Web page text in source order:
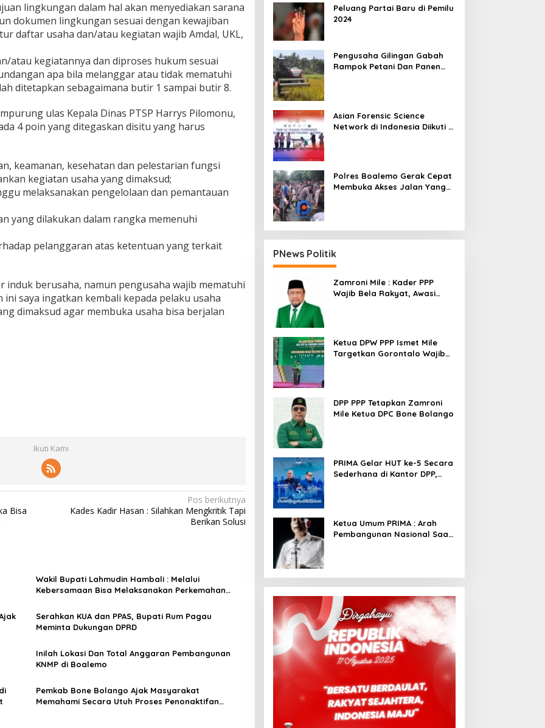
lingkungan dalam hal akan menyediakan sarana
dokumen lingkungan sesuai dengan kewajiban
daftar usaha dan/atau kegiatan wajib Amdal, UKL,
atau kegiatannya dan diproses hukum sesuai
apa bila melanggar atau tidak mematuhi
ditetapkan sebagaimana butir 1 sampai butir 8.
ulas Kepala Dinas PTSP Harrys Pilomonu,
4 poin yang ditegaskan disitu yang harus
keamanan, kesehatan dan pelestarian fungsi
kegiatan usaha yang dimaksud;
melaksanakan pengelolaan dan pemantauan
yang dilakukan dalam rangka memenuhi
pelanggaran atas ketentuan yang terkait
induk berusaha, namun pengusaha wajib mematuhi
saya ingatkan kembali kepada pelaku usaha
dimaksud agar membuka usaha bisa berjalan
Ikuti Kami
Bisa
Pos berikutnya
Kades Kadir Hasan : Silahkan Mengkritik Tapi
Berikan Solusi
Wakil Bupati Lahmudin Hambali : Melalui
Kebersamaan Bisa Melaksanakan Perkemahan
Serahkan KUA dan PPAS, Bupati Rum Pagau
Meminta Dukungan DPRD
Inilah Lokasi Dan Total Anggaran Pembangunan
KNMP di Boalemo
Pemkab Bone Bolango Ajak Masyarakat
Memahami Secara Utuh Proses Penonaktifan
Peluang Partai Baru di Pemilu
2024
Pengusaha Gilingan Gabah
Rampok Petani Dan Panen
Asian Forensic Science
Network di Indonesia Diikuti 17
Polres Boalemo Gerak Cepat
Membuka Akses Jalan Yang
PNews Politik
Zamroni Mile : Kader PPP
Wajib Bela Rakyat, Awasi
Ketua DPW PPP Ismet Mile
Targetkan Gorontalo Wajib
DPP PPP Tetapkan Zamroni
Mile Ketua DPC Bone Bolango
PRIMA Gelar HUT ke-5 Secara
Sederhana di Kantor DPP,
Ketua Umum PRIMA : Arah
Pembangunan Nasional Saat